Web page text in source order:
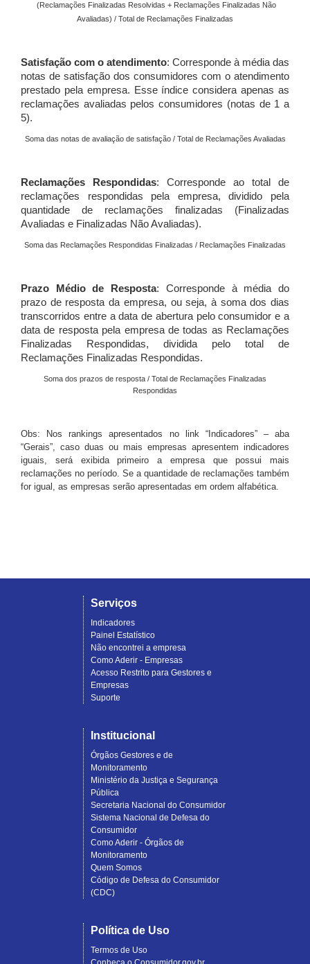
(Reclamações Finalizadas Resolvidas + Reclamações Finalizadas Não
Avaliadas) / Total de Reclamações Finalizadas
Satisfação com o atendimento: Corresponde à média das
notas de satisfação dos consumidores com o atendimento
prestado pela empresa. Esse índice considera apenas as
reclamações avaliadas pelos consumidores (notas de 1 a
5).
Soma das notas de avaliação de satisfação / Total de Reclamações Avaliadas
Reclamações Respondidas: Corresponde ao total de
reclamações respondidas pela empresa, dividido pela
quantidade de reclamações finalizadas (Finalizadas
Avaliadas e Finalizadas Não Avaliadas).
Soma das Reclamações Respondidas Finalizadas / Reclamações Finalizadas
Prazo Médio de Resposta: Corresponde à média do
prazo de resposta da empresa, ou seja, à soma dos dias
transcorridos entre a data de abertura pelo consumidor e a
data de resposta pela empresa de todas as Reclamações
Finalizadas Respondidas, dividida pelo total de
Reclamações Finalizadas Respondidas.
Soma dos prazos de resposta / Total de Reclamações Finalizadas
Respondidas
Obs: Nos rankings apresentados no link “Indicadores” – aba
“Gerais”, caso duas ou mais empresas apresentem indicadores
iguais, será exibida primeiro a empresa que possui mais
reclamações no período. Se a quantidade de reclamações também
for igual, as empresas serão apresentadas em ordem alfabética.
Serviços
Indicadores
Painel Estatístico
Não encontrei a empresa
Como Aderir - Empresas
Acesso Restrito para Gestores e
Empresas
Suporte
Institucional
Órgãos Gestores e de
Monitoramento
Ministério da Justiça e Segurança
Pública
Secretaria Nacional do Consumidor
Sistema Nacional de Defesa do
Consumidor
Como Aderir - Órgãos de
Monitoramento
Quem Somos
Código de Defesa do Consumidor
(CDC)
Política de Uso
Termos de Uso